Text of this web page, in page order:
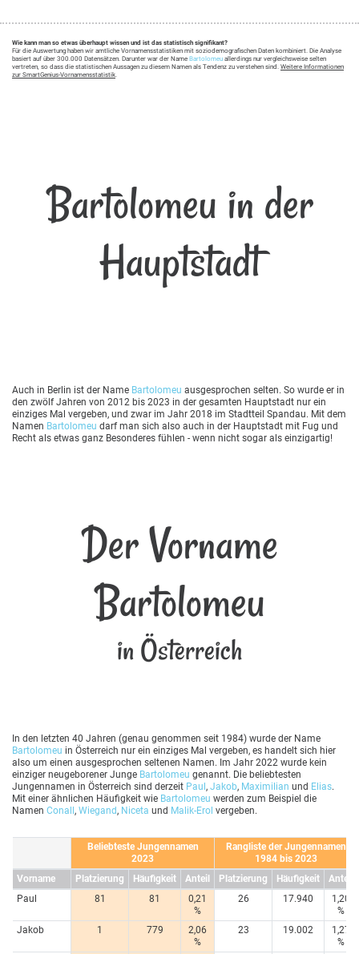
Wie kann man so etwas überhaupt wissen und ist das statistisch signifikant?
Für die Auswertung haben wir amtliche Vornamensstatistiken mit soziodemografischen Daten kombiniert. Die Analyse
basiert auf über 300.000 Datensätzen. Darunter war der Name Bartolomeu allerdings nur vergleichsweise selten
vertreten, so dass die statistischen Aussagen zu diesem Namen als Tendenz zu verstehen sind. Weitere Informationen
zur SmartGenius-Vornamensstatistik.
Bartolomeu in der
Hauptstadt
Auch in Berlin ist der Name Bartolomeu ausgesprochen selten. So wurde er in
den zwölf Jahren von 2012 bis 2023 in der gesamten Hauptstadt nur ein
einziges Mal vergeben, und zwar im Jahr 2018 im Stadtteil Spandau. Mit dem
Namen Bartolomeu darf man sich also auch in der Hauptstadt mit Fug und
Recht als etwas ganz Besonderes fühlen - wenn nicht sogar als einzigartig!
Der Vorname
Bartolomeu
in Österreich
In den letzten 40 Jahren (genau genommen seit 1984) wurde der Name
Bartolomeu in Österreich nur ein einziges Mal vergeben, es handelt sich hier
also um einen ausgesprochen seltenen Namen. Im Jahr 2022 wurde kein
einziger neugeborener Junge Bartolomeu genannt. Die beliebtesten
Jungennamen in Österreich sind derzeit Paul, Jakob, Maximilian und Elias.
Mit einer ähnlichen Häufigkeit wie Bartolomeu werden zum Beispiel die
Namen Conall, Wiegand, Niceta und Malik-Erol vergeben.
Beliebteste Jungennamen
2023
Rangliste der Jungennamen
1984 bis 2023
Vorname
Platzierung Häufigkeit Anteil Platzierung Häufigkeit
Anteil
Paul
81 81
0,21
%
26 17.940
1,20
%
Jakob
1 779
2,06
%
23 19.002
1,27
%